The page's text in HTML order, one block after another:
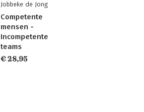
Jobbeke de Jong
Competente
mensen -
Incompetente
teams
€ 28,95